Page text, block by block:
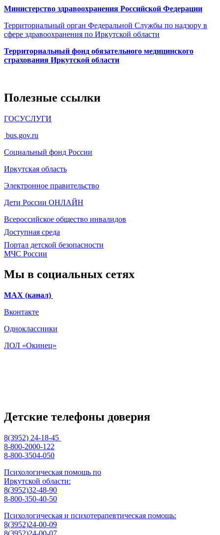
Министерство здравоохранения Росcийской Федерации
Территориальный орган Федеральной Службы по надзору в
сфере здравоохранения по Иркутской области
Территориальный фонд обязательного медицинского
страхования Иркутской области
Полезные ссылки
ГОСУСЛУГИ
bus.gov.ru
Социальный фонд России
Иркутская область
Электронное правительство
Дети России ОНЛАЙН
Всероссийское общество инвалидов
Доступная среда
Портал детской безопасности
МЧС России
Мы в социальных сетях
МАХ (канал)
Вконтакте
Одноклассники
ЛОЛ «Окинец»
Детские телефоны доверия
8(3952) 24-18-45
8-800-2000-122
8-800-3504-050
Психологическая помощь по
Иркутской области:
8(3952)32-48-90
8-800-350-40-50
Психологическая и психотерапевтическая помощь:
8(3952)24-00-09